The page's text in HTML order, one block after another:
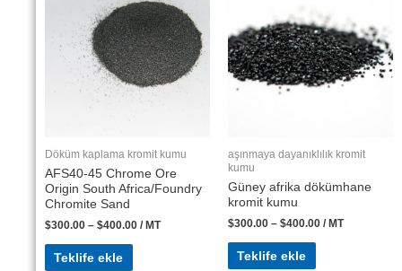
Döküm kaplama kromit kumu
AFS40-45 Chrome Ore
Origin South Africa/Foundry
Chromite Sand
$300.00 – $400.00 / MT
Teklife ekle
aşınmaya dayanıklılık kromit
kumu
Güney afrika dökümhane
kromit kumu
$300.00 – $400.00 / MT
Teklife ekle